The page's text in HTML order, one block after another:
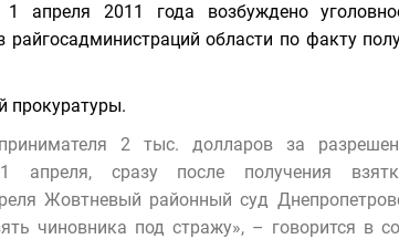
1 апреля 2011 года возбуждено
области по факту
прокуратуры.
2 тыс. долларов за
1 апреля, сразу после получения
Жовтневый районный суд
чиновника под стражу», – говорится в